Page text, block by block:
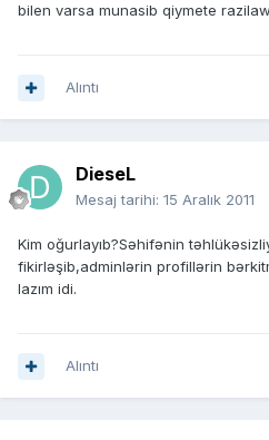
bilen varsa munasib qiymete
Alıntı
DieseL
Mesaj tarihi: 15 Aralık 2011
Kim oğurlayıb?Səhifənin
fikirləşib,adminlərin profillərin
lazım idi.
Alıntı